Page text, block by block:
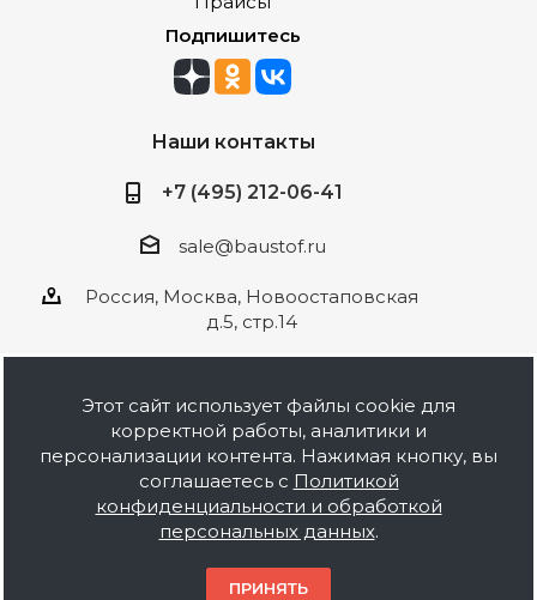
Подпишитесь
Наши контакты
+7 (495) 212-06-41
sale@baustof.ru
Россия, Москва, Новоостаповская
д.5, стр.14
2026 © ООО Баустов. Собственное
производство лакокрасочной продукции,
оптовая и розничная продажа строительных
материалов, комплектация объектов под ключ.
Информация на сайте носит ознакомительный
характер и не является публичной офертой.
Этот сайт использует файлы cookie для
корректной работы, аналитики и
персонализации контента. Нажимая кнопку, вы
соглашаетесь с Политикой
конфиденциальности и обработкой
персональных данных.
ПРИНЯТЬ